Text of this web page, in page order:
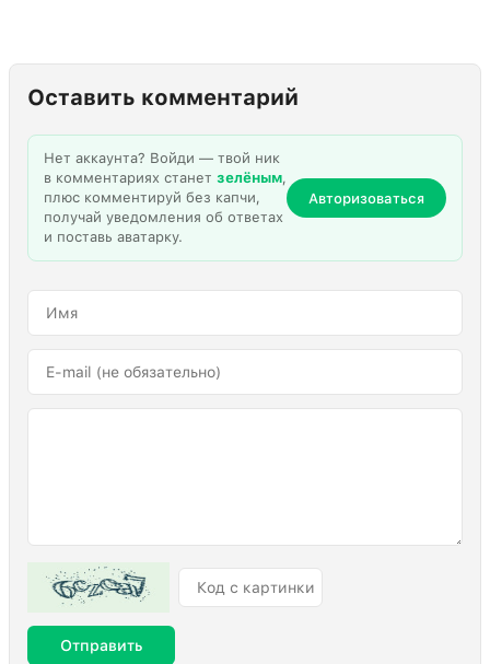
Оставить комментарий
Нет аккаунта? Войди — твой ник
в комментариях станет зелёным,
плюс комментируй без капчи,
получай уведомления об ответах
и поставь аватарку.
Авторизоваться
Отправить